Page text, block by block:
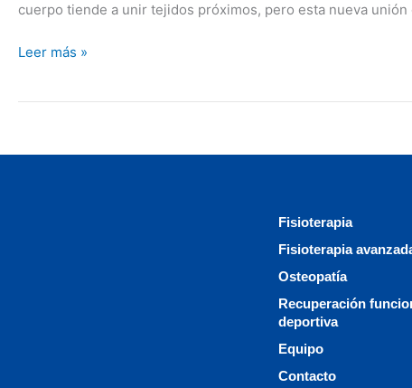
cuerpo tiende a unir tejidos próximos, pero esta nueva
Leer más »
Fisioterapia
Fisioterapia
Osteopatía
Recuperación
deportiva
Equipo
Contacto